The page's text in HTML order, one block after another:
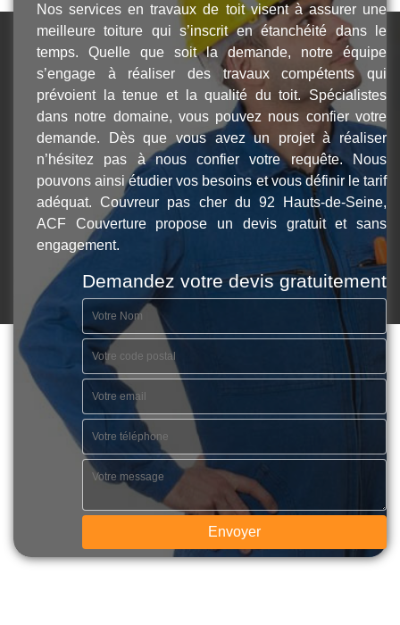
Nos services en travaux de toit visent à assurer une
meilleure toiture qui s’inscrit en étanchéité dans le
temps. Quelle que soit la demande, notre équipe
s’engage à réaliser des travaux compétents qui
prévoient la tenue et la qualité du toit. Spécialistes
dans notre domaine, vous pouvez nous confier votre
demande. Dès que vous avez un projet à réaliser
n’hésitez pas à nous confier votre requête. Nous
pouvons ainsi étudier vos besoins et vous définir le tarif
adéquat. Couvreur pas cher du 92 Hauts-de-Seine,
ACF Couverture propose un devis gratuit et sans
engagement.
Demandez votre devis gratuitement